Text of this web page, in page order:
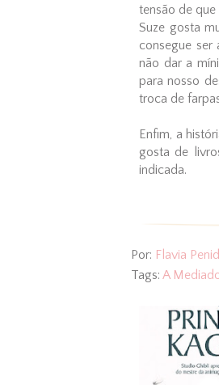
tensão de
Suze gosta
consegue ser
não dar a
para nosso
troca de
Enfim, a
gosta de
indicada.
Por: Flavia
Tags: A